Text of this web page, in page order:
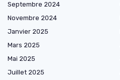
Septembre 2024
Novembre 2024
Janvier 2025
Mars 2025
Mai 2025
Juillet 2025